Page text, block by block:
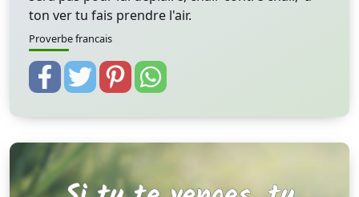
ton ver tu fais prendre l'air.
Proverbe francais